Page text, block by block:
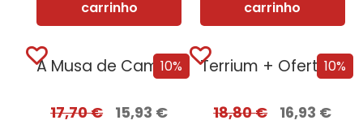
carrinho
carrinho
10%
A Musa de Camões [Nova Edição]
17,70€ 15,93 €
10%
Terrium + Oferta Lago do Silêncio
18,80€ 16,93 €